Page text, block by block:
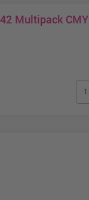
Multipack CMY